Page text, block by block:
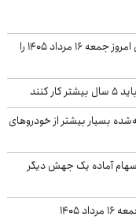
تغییرات شدید محصولات سایپا/ خریداران جدول امروز جمعه ۱۶ مرداد ۱۴۰۵ را
بسیار بیشتر از خودروهای
شنبه ۱۷ مرداد ۱۴۰۵/ بازار سهام آماده یک جهش دیگر